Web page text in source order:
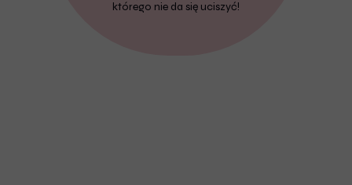
którego nie da się uciszyć!